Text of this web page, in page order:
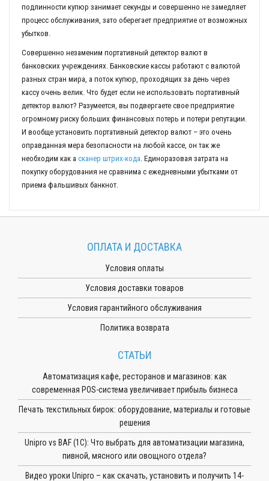
подлинности купюр занимает секунды и совершенно не замедляет
процесс обслуживания, зато оберегает предприятие от возможных
убытков.
Совершенно незаменим портативный детектор валют в
банковских учреждениях. Банковские кассы работают с валютой
разных стран мира, а поток купюр, проходящих за день через
кассу очень велик. Что будет если не использовать портативный
детектор валют? Разумеется, вы подвергаете свое предприятие
огромному риску больших финансовых потерь и потери репутации.
И вообще установить портативный детектор валют – это очень
оправданная мера безопасности на любой кассе, он так же
необходим как a сканер штрих-кода. Единоразовая затрата на
покупку оборудования не сравнима с ежедневными убытками от
приема фальшивых банкнот.
ОПЛАТА И ДОСТАВКА
Условия оплаты
Условия доставки товаров
Условия гарантийного обслуживания
Политика возврата
СТАТЬИ
Автоматизация кафе, ресторанов и магазинов: как
современная POS-система увеличивает прибыль бизнеса
Печать текстильных бирок: оборудование, материалы и готовые
решения
Unipro vs BAF (1С): Что выбрать для автоматизации магазина,
пивной, мясного или овощного отдела?
Видео уроки Unipro – как скачать, установить и получить 14-